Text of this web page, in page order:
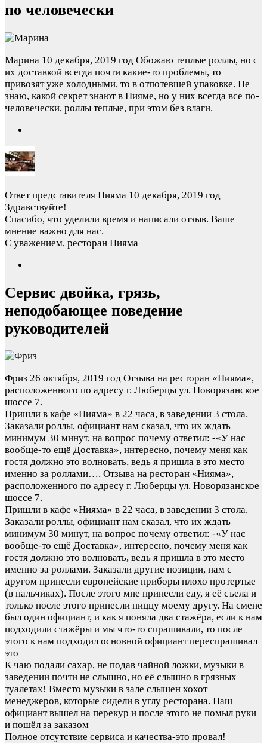
по человечески
Марина 10 декабря, 2019 год Обожаю теплые роллы, но с
их доставкой всегда почти какие-то проблемы, то
привозят уже холодными, то в отпотевшей упаковке. Не
знаю, какой секрет знают в Нияме, но у них всегда все по-
человечески, роллы теплые, при этом без влаги.
Ответ представителя Нияма 10 декабря, 2019 год
Здравствуйте!
Спасибо, что уделили время и написали отзыв. Ваше
мнение важно для нас.
С уважением, ресторан Нияма
Сервис двойка, грязь,
неподобающее поведение
руководителей
Фриз 26 октября, 2019 год Отзыва на ресторан «Нияма»,
расположенного по адресу г. Люберцы ул. Новорязанское
шоссе 7.
Пришли в кафе «Нияма» в 22 часа, в заведении 3 стола.
Заказали роллы, официант нам сказал, что их ждать
минимум 30 минут, на вопрос почему ответил: -«У нас
вообще-то ещё Доставка», интересно, почему меня как
гостя должно это волновать, ведь я пришла в это место
именно за роллами…. Отзыва на ресторан «Нияма»,
расположенного по адресу г. Люберцы ул. Новорязанское
шоссе 7.
Пришли в кафе «Нияма» в 22 часа, в заведении 3 стола.
Заказали роллы, официант нам сказал, что их ждать
минимум 30 минут, на вопрос почему ответил: -«У нас
вообще-то ещё Доставка», интересно, почему меня как
гостя должно это волновать, ведь я пришла в это место
именно за роллами. Заказали другие позиции, нам с
другом принесли европейские приборы плохо протертые
(в пальчиках). После этого мне принесли еду, я её съела и
только после этого принесли пиццу моему другу. На смене
был один официант, и как я поняла два стажёра, если к нам
подходили стажёры и мы что-то спрашивали, то после
этого к нам подходил основной официант переспрашивал
это
К чаю подали сахар, не подав чайной ложки, музыки в
заведении почти не слышно, но её слышно в грязных
туалетах! Вместо музыки в зале слышен хохот
менеджеров, которые сидели в углу ресторана. Наш
официант вышел на перекур и после этого не помыл руки
и пошёл за заказом
Полное отсутствие сервиса и качества-это провал!